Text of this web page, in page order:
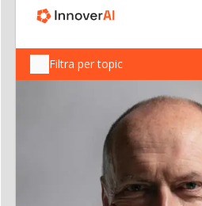
Filtra per topic